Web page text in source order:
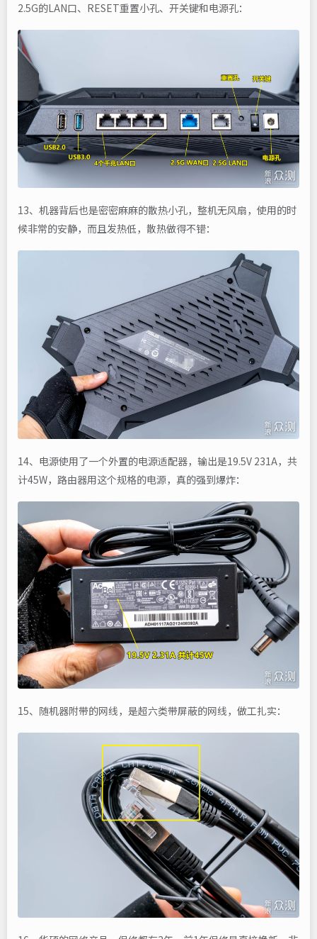
2.5G的LAN口、RESET重置小孔、开关键和电源孔：
13、机器背后也是密密麻麻的散热小孔，整机无风扇，使用的时
候非常的安静，而且发热低，散热做得不错：
14、电源使用了一个外置的电源适配器，输出是19.5V 231A，共
计45W，路由器用这个规格的电源，真的强到爆炸：
15、随机器附带的网线，是超六类带屏蔽的网线，做工扎实：